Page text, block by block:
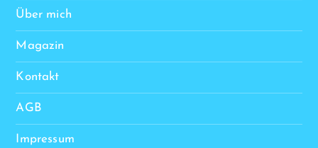
Über mich
Magazin
Kontakt
AGB
Impressum